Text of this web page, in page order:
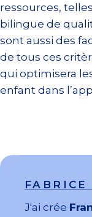
ressources,
bilingue de
sont aussi des
de tous ces
qui optimisera
enfant dans
FABRICE
J'ai crée